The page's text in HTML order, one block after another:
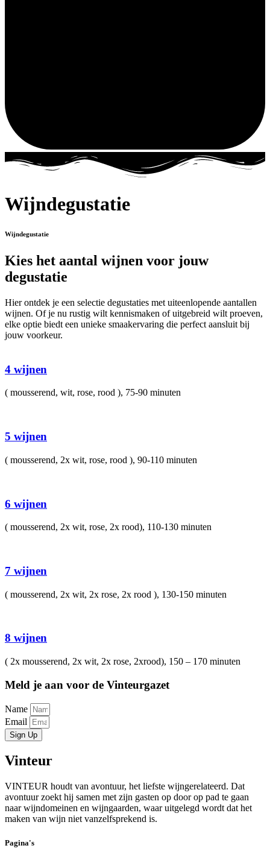
Wijndegustatie
Wijndegustatie
Kies het aantal wijnen voor jouw
degustatie
Hier ontdek je een selectie degustaties met uiteenlopende aantallen
wijnen. Of je nu rustig wilt kennismaken of uitgebreid wilt proeven,
elke optie biedt een unieke smaakervaring die perfect aansluit bij
jouw voorkeur.
4 wijnen
( mousserend, wit, rose, rood ), 75-90 minuten
5 wijnen
( mousserend, 2x wit, rose, rood ), 90-110 minuten
6 wijnen
( mousserend, 2x wit, rose, 2x rood), 110-130 minuten
7 wijnen
( mousserend, 2x wit, 2x rose, 2x rood ), 130-150 minuten
8 wijnen
( 2x mousserend, 2x wit, 2x rose, 2xrood), 150 – 170 minuten
Meld je aan voor de Vinteurgazet
Name
Email
Sign Up
Vinteur
VINTEUR houdt van avontuur, het liefste wijngerelateerd. Dat
avontuur zoekt hij samen met zijn gasten op door op pad te gaan
naar wijndomeinen en wijngaarden, waar uitgelegd wordt dat het
maken van wijn niet vanzelfsprekend is.
Pagina's